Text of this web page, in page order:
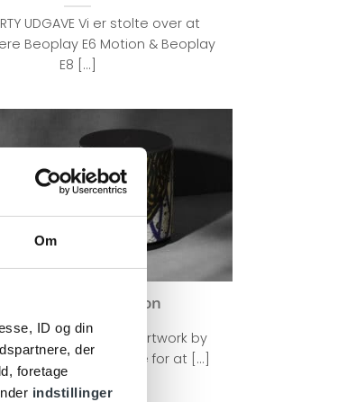
Om
ID og din
der
foretage
indstillinger
UDGAVE Vi er stolte over at
Beoplay E6 Motion & Beoplay
E8 [...]
David Lynch Collection
by bang & olufsen. Artwork by
Vi er meget glade for at [...]